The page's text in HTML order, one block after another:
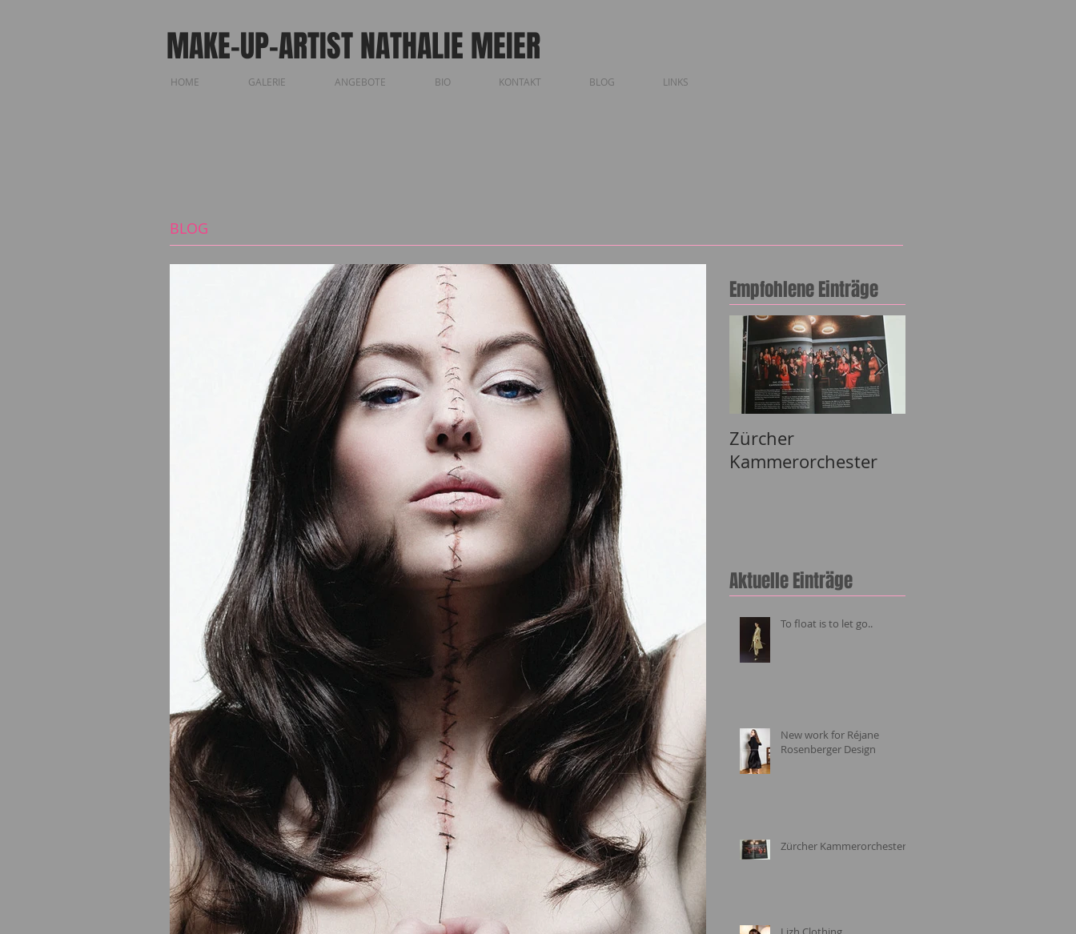
MAKE-UP-ARTIST NATHALIE MEIER
HOME GALERIE ANGEBOTE BIO KONTAKT BLOG LINKS
BLOG
Empfohlene Einträge
Zürcher
Kammerorchester
Aktuelle Einträge
To float is to let go..
New work for Réjane
Rosenberger Design
Zürcher Kammerorchester